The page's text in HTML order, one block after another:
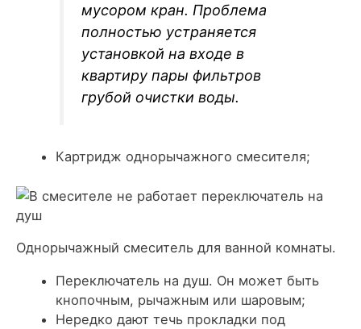
мусором кран. Проблема
полностью устраняется
установкой на входе в
квартиру пары фильтров
грубой очистки воды.
Картридж однорычажного смесителя;
Однорычажный смеситель для ванной комнаты.
Переключатель на душ. Он может быть
кнопочным, рычажным или шаровым;
Нередко дают течь прокладки под